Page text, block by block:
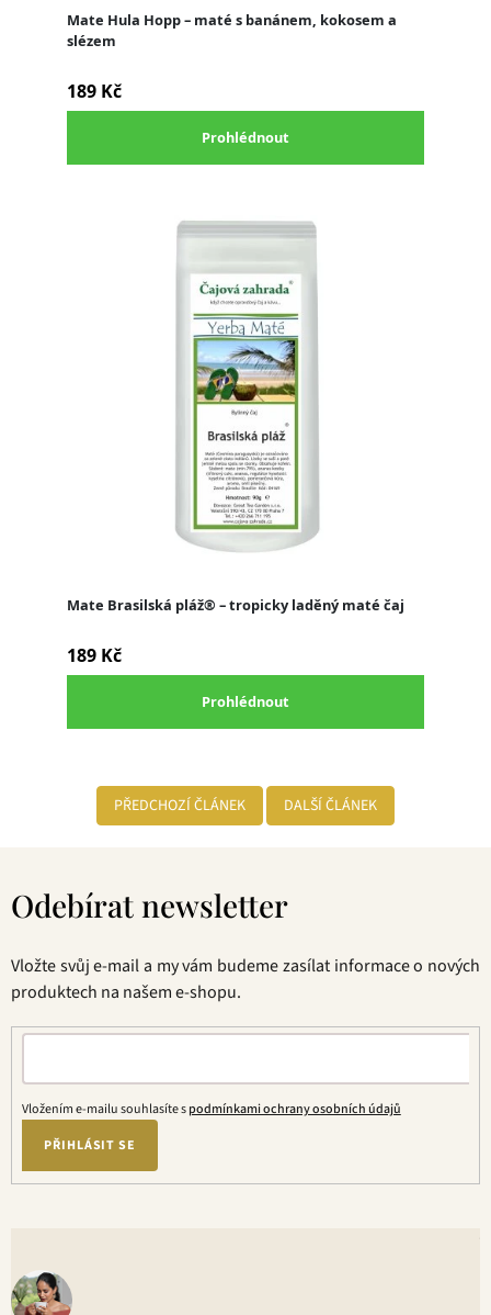
PŘEDCHOZÍ ČLÁNEK DALŠÍ ČLÁNEK
Odebírat newsletter
Vložte svůj e-mail a my vám budeme zasílat informace o nových
produktech na našem e-shopu.
Vložením e-mailu souhlasíte spodmínkami ochrany osobních údajů
PŘIHLÁSIT SE